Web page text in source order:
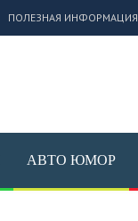
ПОЛЕЗНАЯ ИНФОРМАЦИЯ
АВТО ЮМОР